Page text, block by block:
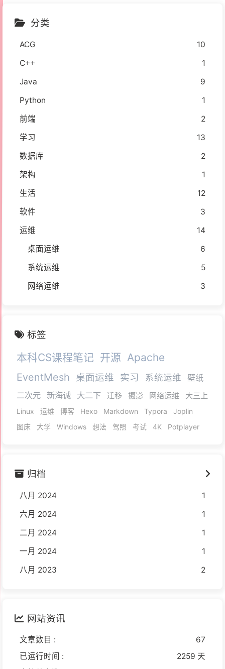
分类
ACG
10
C++
1
Java
9
Python
1
前端
2
学习
13
数据库
2
架构
1
生活
12
软件
3
运维
14
桌面运维
6
系统运维
5
网络运维
3
标签
本科CS课程笔记 开源 Apache
EventMesh 桌面运维 实习 系统运维
壁纸
二次元 新海诚 大二下 迁移 摄影 网络运维 大三上
Linux 运维 博客 Hexo Markdown Typora
Joplin
图床
大学 Windows 想法 驾照 考试 4K Potplayer
归档
八月 2024
1
六月 2024
1
二月 2024
1
一月 2024
1
八月 2023
2
网站资讯
文章数目 :
67
已运行时间 :
2259 天